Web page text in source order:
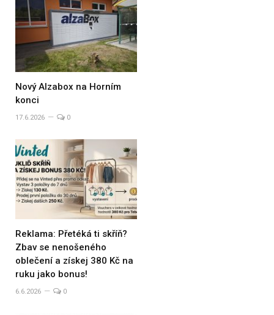
Nový Alzabox na Horním
konci
17.6.2026 0
Reklama: Přetéká ti skříň?
Zbav se nenošeného
oblečení a získej 380 Kč na
ruku jako bonus!
6.6.2026 0